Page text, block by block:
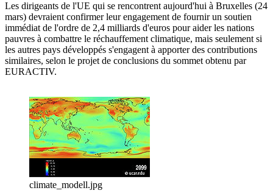
Les dirigeants de l'UE qui se rencontrent aujourd'hui à Bruxelles (24
mars) devraient confirmer leur engagement de fournir un soutien
immédiat de l'ordre de 2,4 milliards d'euros pour aider les nations
pauvres à combattre le réchauffement climatique, mais seulement si
les autres pays développés s'engagent à apporter des contributions
similaires, selon le projet de conclusions du sommet obtenu par
EURACTIV.
climate_modell.jpg